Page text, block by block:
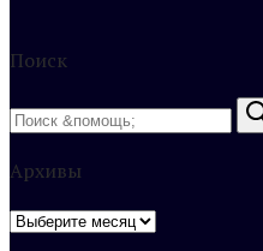
Поиск
Найти:
Архивы
Архивы